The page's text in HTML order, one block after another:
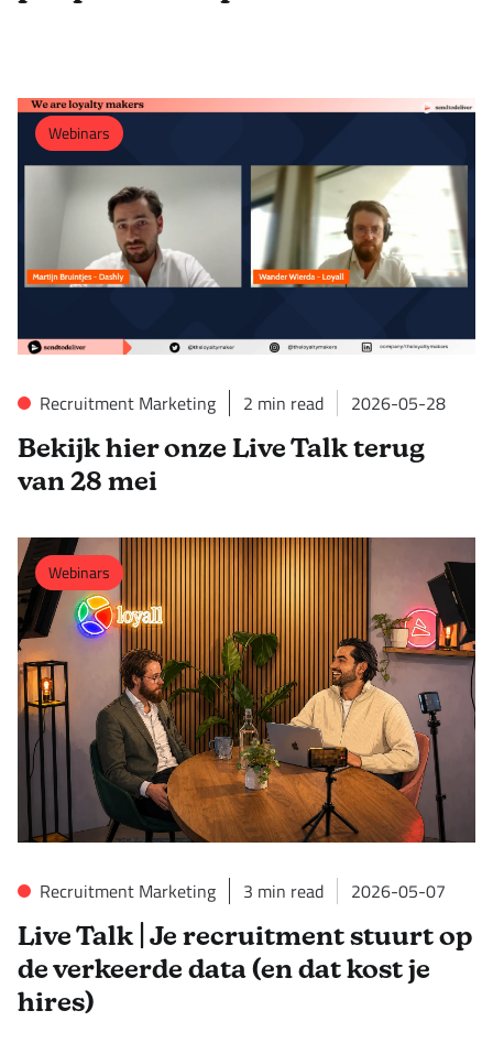
Webinars
Recruitment Marketing 2 min read 2026-05-28
Bekijk hier onze Live Talk terug
van 28 mei
Webinars
Recruitment Marketing 3 min read 2026-05-07
Live Talk | Je recruitment stuurt op
de verkeerde data (en dat kost je
hires)